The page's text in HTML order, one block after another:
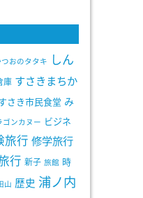
つおのタタキ
しん
庫 すさきまちか
さき市民食堂 み
ゴンカヌー ビジネ
旅行 修学旅行
行 新子 旅館 時
山 歴史 浦ノ内